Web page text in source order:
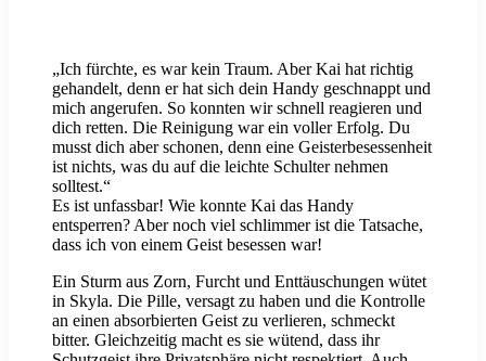
„Ich fürchte, es war kein Traum. Aber Kai hat richtig
gehandelt, denn er hat sich dein Handy geschnappt und
mich angerufen. So konnten wir schnell reagieren und
dich retten. Die Reinigung war ein voller Erfolg. Du
musst dich aber schonen, denn eine Geisterbesessenheit
ist nichts, was du auf die leichte Schulter nehmen
solltest.“
Es ist unfassbar! Wie konnte Kai das Handy
entsperren? Aber noch viel schlimmer ist die Tatsache,
dass ich von einem Geist besessen war!
Ein Sturm aus Zorn, Furcht und Enttäuschungen wütet
in Skyla. Die Pille, versagt zu haben und die Kontrolle
an einen absorbierten Geist zu verlieren, schmeckt
bitter. Gleichzeitig macht es sie wütend, dass ihr